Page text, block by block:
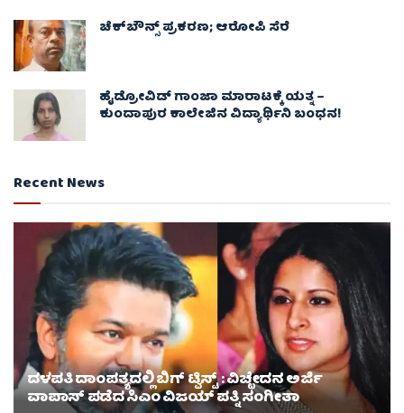
ಚೆಕ್​ಬೌನ್ಸ್​ ಪ್ರಕರಣ; ಆರೋಪಿ ಸೆರೆ
ಹೈಡ್ರೋವಿಡ್ ಗಾಂಜಾ ಮಾರಾಟಕ್ಕೆ ಯತ್ನ –
ಕುಂದಾಪುರ ಕಾಲೇಜಿನ ವಿದ್ಯಾರ್ಥಿನಿ ಬಂಧನ!
Recent News
ದಳಪತಿ ದಾಂಪತ್ಯದಲ್ಲಿ ಬಿಗ್ ಟ್ವಿಸ್ಟ್ : ವಿಚ್ಛೇದನ ಅರ್ಜಿ
ವಾಪಾಸ್‌ ಪಡೆದ ಸಿಎಂ ವಿಜಯ್ ಪತ್ನಿ ಸಂಗೀತಾ‌